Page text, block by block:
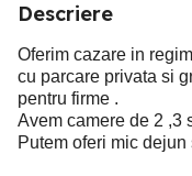
Descriere
Oferim cazare in
cu parcare privata si
pentru firme .
Avem camere de 2 ,3
Putem oferi mic